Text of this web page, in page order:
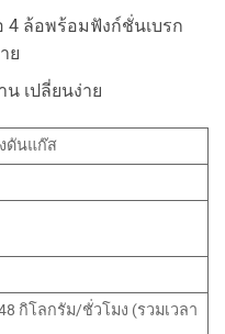
4 ล้อพร้อมฟังก์ชั่นเบรก
ย
เปลี่ยนง่าย
ดันแก๊ส
กิโลกรัม/ชั่วโมง (รวมเวลา